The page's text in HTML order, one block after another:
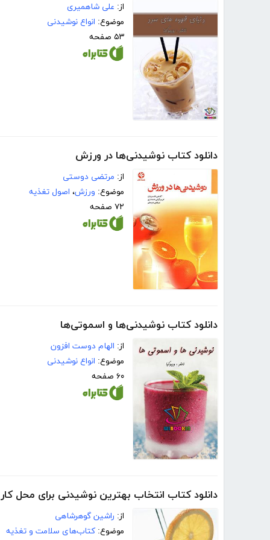
از: علی شاهمیری
موضوع: انواع نوشیدنی
۵۳ صفحه
دانلود کتاب نوشیدنی‌ها در ورزش
از: مرتضی دوستی
موضوع: ورزش، اصول تغذیه
۷۲ صفحه
دانلود کتاب نوشیدنی‌ها و اسموتی‌ها
از: الهام دوست افزون
موضوع: انواع نوشیدنی
۶۰ صفحه
دانلود کتاب انتخاب بهترین نوشیدنی برای محل کار
از: راشین گوهرشاهی
موضوع: کتاب‌های سلامت و تغذیه